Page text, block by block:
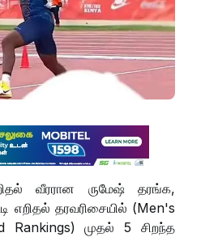
வீரரான ருமேஷ் தரங்க,
தரவரிசையில் (Men's
Rankings) முதல் 5 சிறந்த